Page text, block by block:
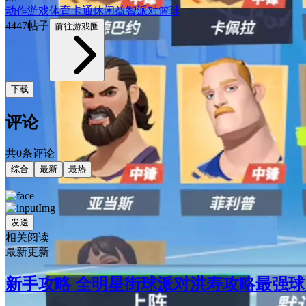
动作游戏体育卡通休闲益智派对篮球
4447帖子 前往游戏圈
下载
评论
共0条评论
综合 最新 最热
发送
相关阅读
最新更新
新手攻略 全明星街球派对洪寿攻略最强